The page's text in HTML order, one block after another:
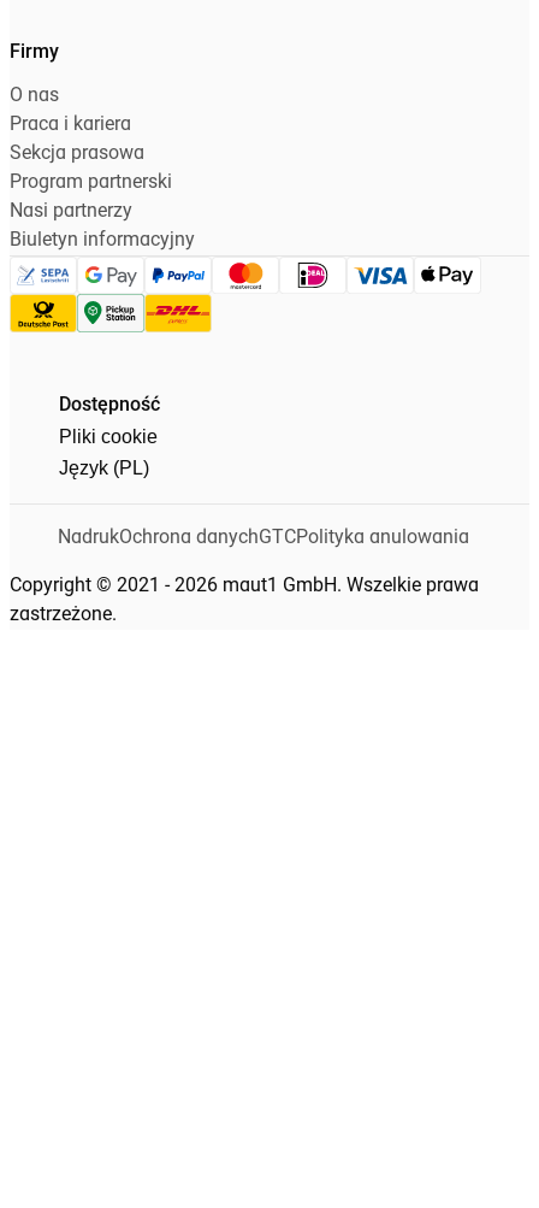
Firmy
O nas
Praca i kariera
Sekcja prasowa
Program partnerski
Nasi partnerzy
Biuletyn informacyjny
Dostępność
Pliki cookie
Język (PL)
Copyright © 2021 - 2026 maut1 GmbH. Wszelkie prawa
zastrzeżone.
NadrukOchrona danychGTCPolityka anulowania